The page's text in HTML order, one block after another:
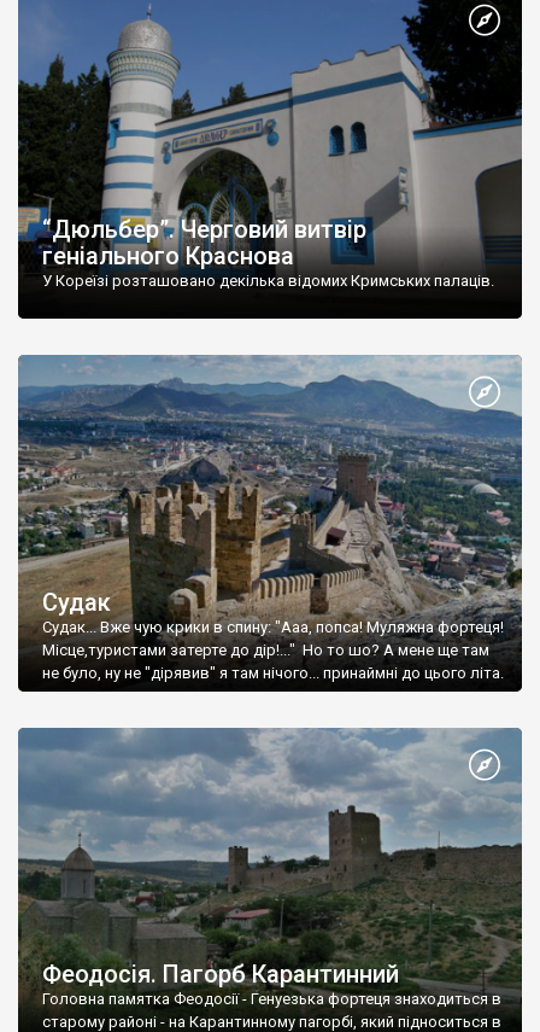
“Дюльбер”. Черговий витвір
геніального Краснова
У Кореїзі розташовано декілька відомих Кримських палаців.
Судак
Судак... Вже чую крики в спину: "Ааа, попса! Муляжна фортеця!
Місце,туристами затерте до дір!..." Но то шо? А мене ще там
не було, ну не "дірявив" я там нічого... принаймні до цього літа.
Феодосія. Пагорб Карантинний
Головна памятка Феодосії - Генуезька фортеця знаходиться в
старому районі - на Карантинному пагорбі, який підноситься в